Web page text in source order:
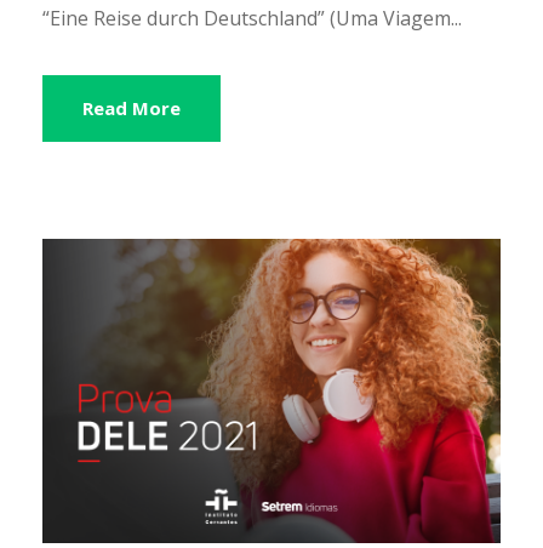
“Eine Reise durch Deutschland” (Uma Viagem...
Read More